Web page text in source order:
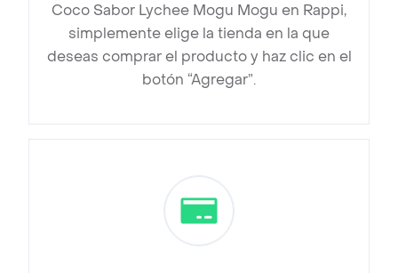
Coco Sabor Lychee Mogu Mogu en Rappi,
simplemente elige la tienda en la que
deseas comprar el producto y haz clic en el
botón “Agregar”.